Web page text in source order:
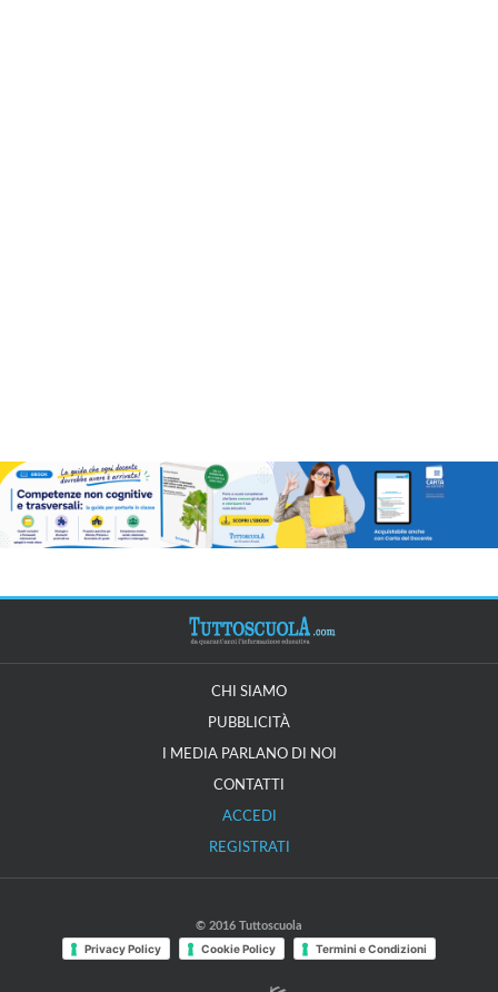
CHI SIAMO
PUBBLICITÀ
I MEDIA PARLANO DI NOI
CONTATTI
ACCEDI
REGISTRATI
© 2016 Tuttoscuola
Privacy Policy Cookie Policy Termini e Condizioni